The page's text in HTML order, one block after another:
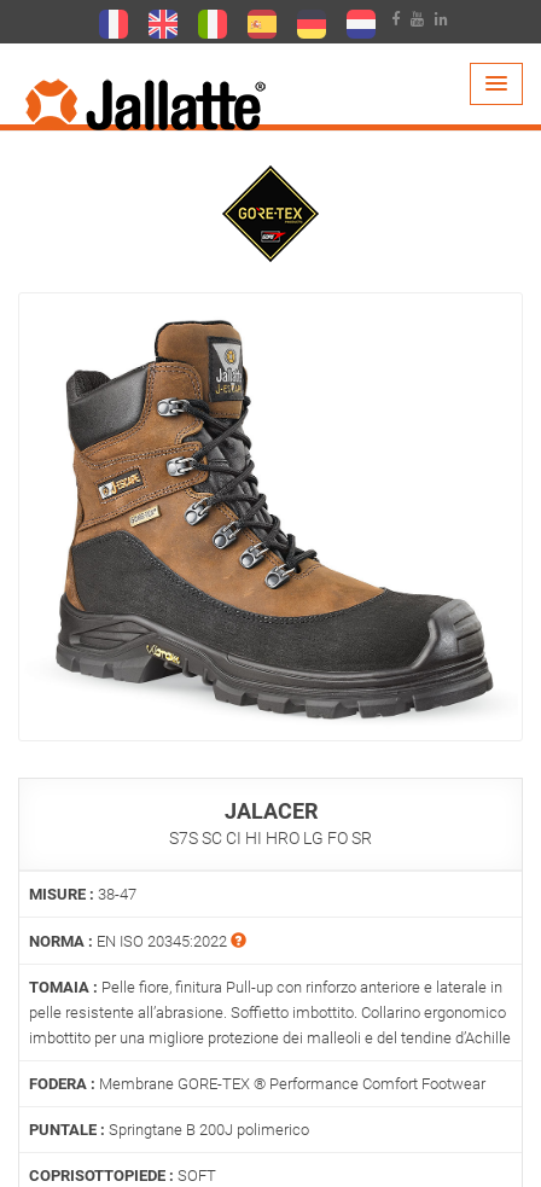
PRODOTTI > COLLEZIONI >
JALACER
S7S SC CI HI HRO LG FO SR
MISURE : 38-47
NORMA : EN ISO 20345:2022
TOMAIA : Pelle fiore, finitura Pull-up con rinforzo anteriore e laterale in
pelle resistente all’abrasione. Soffietto imbottito. Collarino ergonomico
imbottito per una migliore protezione dei malleoli e del tendine d’Achille
FODERA : Membrane GORE-TEX ® Performance Comfort Footwear
PUNTALE : Springtane B 200J polimerico
COPRISOTTOPIEDE : SOFT